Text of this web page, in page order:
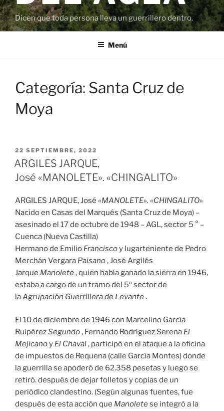
Dicen que toda persona lleva un guerrillero dentro.
Menú
Categoría: Santa Cruz de
Moya
PUBLICADO
EL
22 SEPTIEMBRE, 2022
ARGILES JARQUE,
José «MANOLETE». «CHINGALITO»
ARGILES JARQUE, José «MANOLETE». «CHINGALITO»
Nacido en Casas del Marqués (Santa Cruz de Moya) –
asesinado el 17 de octubre de 1948 – AGL, sector 5 ° –
Cuenca (Nueva Castilla)
Hermano de Emilio Franciscoy lugarteniente de Pedro
Merchán Vergara Paisano, José Argilés
Jarque Manolete, quien había ganado la sierra en 1946,
estaba a cargo de un tramo del 5º sector de
laAgrupación Guerrillera de Levante.
El 10 de diciembre de 1946 con Marcelino García
RuipérezSegundo, Fernando Rodríguez Serena El
Mejicanoy El Chaval, participó en el ataque a la oficina
de impuestos de Requena (calle García Montes) donde
la guerrilla se apoderó de 62.358 pesetas y luego se
retiró. después de dejar folletos y copias de un
periódico clandestino. (Según algunas fuentes, fue
después de esta acción que Manoletese integró a la